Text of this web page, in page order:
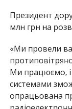
Президент
млн грн на
«Ми провели
Ми працюємо,
системами
опрацьована